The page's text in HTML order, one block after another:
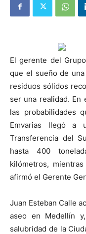
El gerente del
que el sueño de
residuos sólidos
ser una realidad. En
las probabilidades
Emvarias llegó a
Transferencia del
hasta 400
kilómetros,
afirmó el Gerente
Juan Esteban Calle
aseo en Medellín
salubridad de la